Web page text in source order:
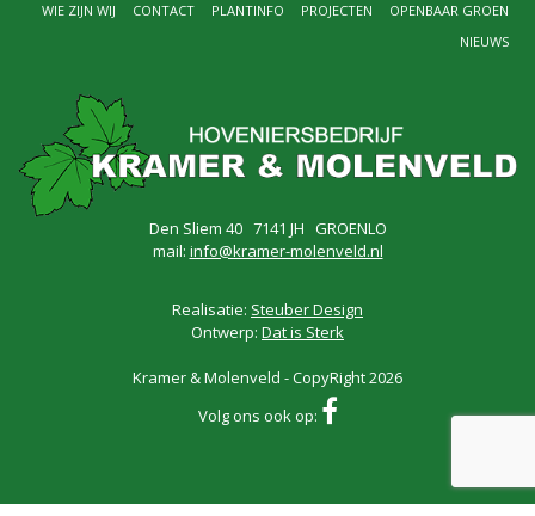
OPENBAAR GROEN
PROJECTEN
PLANTINFO
CONTACT
WIE ZIJN WIJ
NIEUWS
Den Sliem 40 7141 JH GROENLO
mail: info@kramer-molenveld.nl
Realisatie: Steuber Design
Ontwerp: Dat is Sterk
Kramer & Molenveld - CopyRight 2026
Volg ons ook op: